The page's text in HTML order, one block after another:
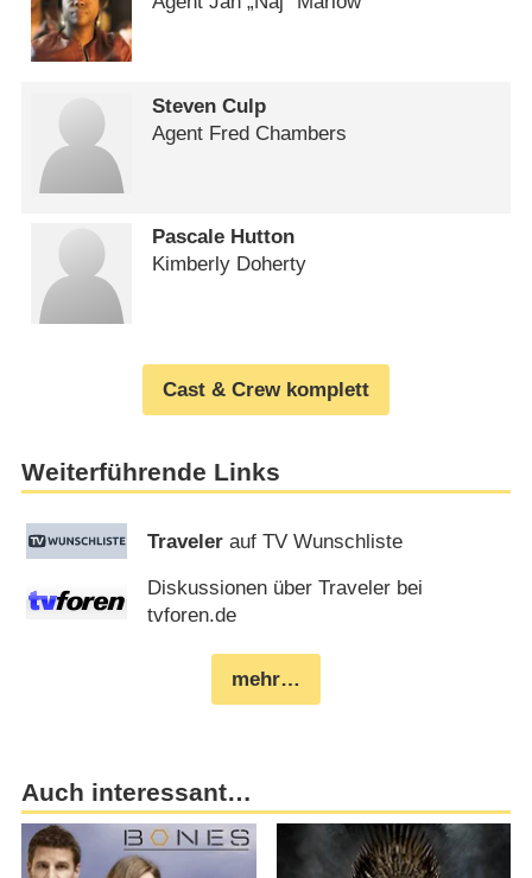
Steven Culp
Agent Fred Chambers
Pascale Hutton
Kimberly Doherty
Cast & Crew komplett
Weiterführende Links
Traveler auf TV Wunschliste
Diskussionen über Traveler bei
tvforen.de
mehr…
Auch interessant…